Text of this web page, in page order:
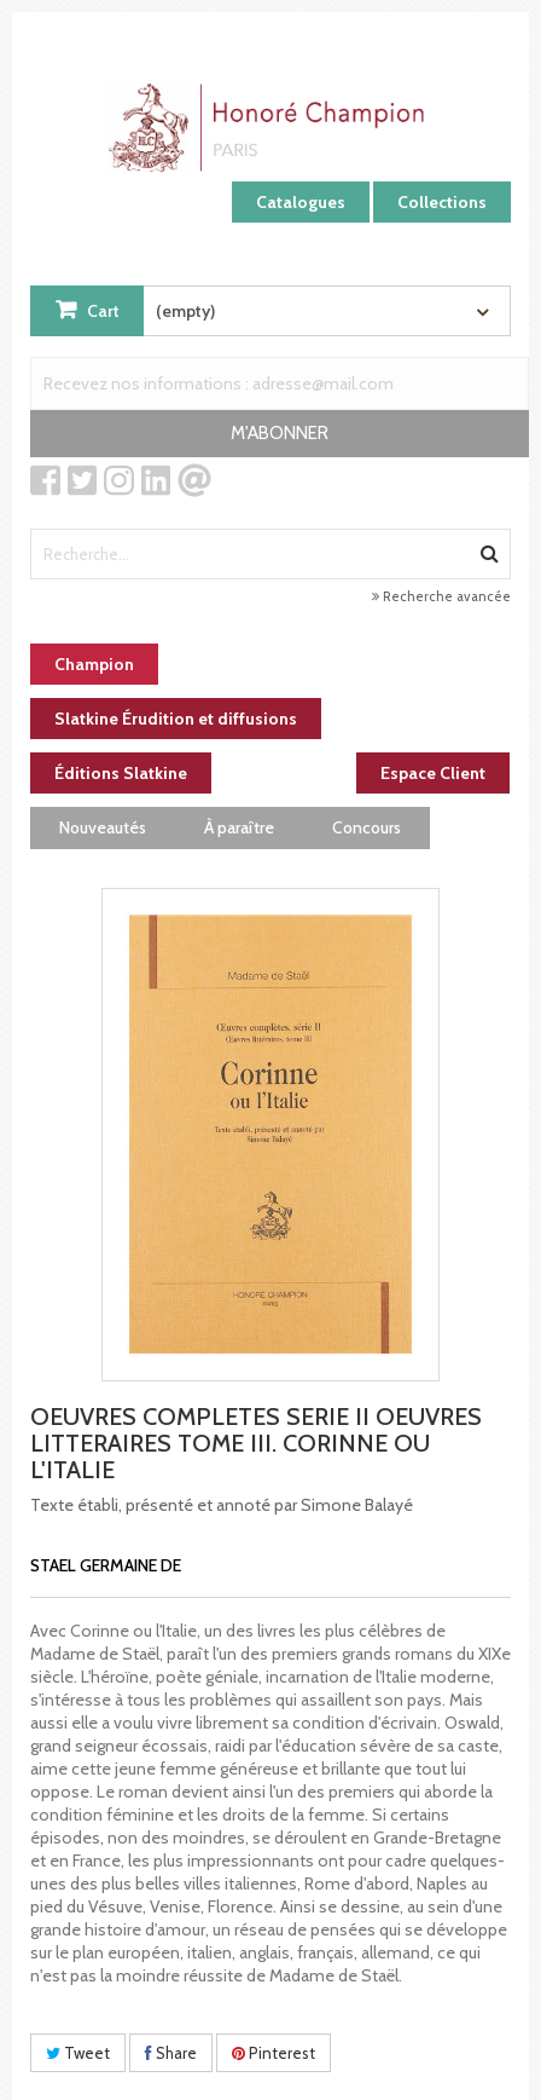
Catalogues Collections
Cart (empty)
M'ABONNER
Recherche avancée
Champion
Slatkine Érudition et diffusions
Éditions Slatkine Espace Client
Nouveautés À paraître Concours
OEUVRES COMPLETES SERIE II OEUVRES
LITTERAIRES TOME III. CORINNE OU
L'ITALIE
Texte établi, présenté et annoté par Simone Balayé
STAEL GERMAINE DE
Avec Corinne ou l'Italie, un des livres les plus célèbres de
Madame de Staël, paraît l'un des premiers grands romans du XIXe
siècle. L'héroïne, poète géniale, incarnation de l'Italie moderne,
s'intéresse à tous les problèmes qui assaillent son pays. Mais
aussi elle a voulu vivre librement sa condition d'écrivain. Oswald,
grand seigneur écossais, raidi par l'éducation sévère de sa caste,
aime cette jeune femme généreuse et brillante que tout lui
oppose. Le roman devient ainsi l'un des premiers qui aborde la
condition féminine et les droits de la femme. Si certains
épisodes, non des moindres, se déroulent en Grande-Bretagne
et en France, les plus impressionnants ont pour cadre quelques-
unes des plus belles villes italiennes, Rome d'abord, Naples au
pied du Vésuve, Venise, Florence. Ainsi se dessine, au sein d'une
grande histoire d'amour, un réseau de pensées qui se développe
sur le plan européen, italien, anglais, français, allemand, ce qui
n'est pas la moindre réussite de Madame de Staël.
Tweet Share Pinterest